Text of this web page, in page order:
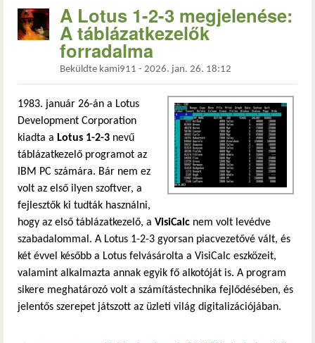
A Lotus 1-2-3 megjelenése:
A táblázatkezelők
forradalma
Beküldte kami911 - 2026. jan. 26. 18:12
1983. január 26-án a Lotus
Development Corporation
kiadta a Lotus 1-2-3 nevű
táblázatkezelő programot az
IBM PC számára. Bár nem ez
volt az első ilyen szoftver, a
fejlesztők ki tudták használni,
hogy az első táblázatkezelő, a VisiCalc nem volt levédve
szabadalommal. A Lotus 1-2-3 gyorsan piacvezetővé vált, és
két évvel később a Lotus felvásárolta a VisiCalc eszközeit,
valamint alkalmazta annak egyik fő alkotóját is. A program
sikere meghatározó volt a számítástechnika fejlődésében, és
jelentős szerepet játszott az üzleti világ digitalizációjában.